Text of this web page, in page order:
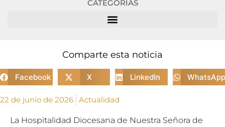
CATEGORÍAS
Comparte esta noticia
Facebook X LinkedIn WhatsApp
22 de junio de 2026 Actualidad
La Hospitalidad Diocesana de Nuestra Señora de